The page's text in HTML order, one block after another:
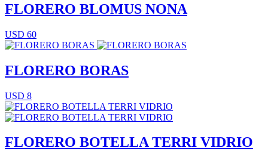
FLORERO BLOMUS NONA
USD 60
FLORERO BORAS
USD 8
FLORERO BOTELLA TERRI VIDRIO